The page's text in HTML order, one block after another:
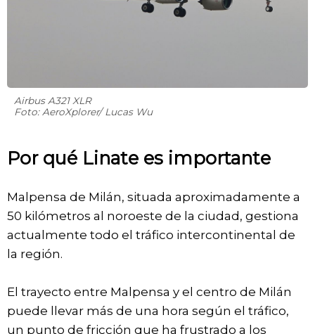
Airbus A321 XLR
Foto: AeroXplorer/ Lucas Wu
Por qué Linate es importante
Malpensa de Milán, situada aproximadamente a
50 kilómetros al noroeste de la ciudad, gestiona
actualmente todo el tráfico intercontinental de
la región.
El trayecto entre Malpensa y el centro de Milán
puede llevar más de una hora según el tráfico,
un punto de fricción que ha frustrado a los